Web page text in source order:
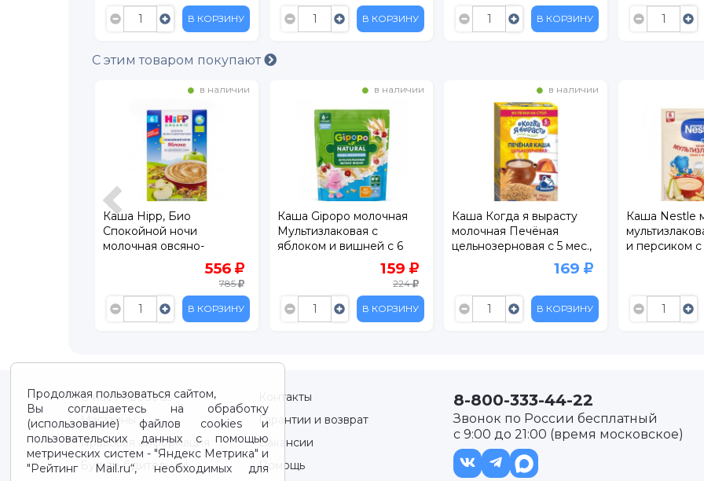
В КОРЗИНУ В КОРЗИНУ В КОРЗИНУ
С этим товаром покупают
в наличии
Каша Hipp, Био
Спокойной ночи
молочная овсяно-
пшеничная с яблоком
556
785
В КОРЗИНУ
в наличии
Каша Gipopo молочная
Мультизлаковая с
яблоком и вишней с 6
159
224
В КОРЗИНУ
в наличии
Каша Когда я вырасту
молочная Печёная
цельнозерновая с 5 мес.,
169
В КОРЗИНУ
Каша Nestle
и персиком с
Продолжая пользоваться сайтом,
Вы соглашаетесь на обработку
(использование) файлов cookies и
пользовательских данных с помощью
метрических систем - "Яндекс Метрика" и
"Рейтинг Mail.ru“, необходимых для
О нас / About us
Контакты
Магазины
Гарантии и возврат
Правовая информация
Вакансии
Будьте бдительны!
Помощь
8-800-333-44-22
Звонок по России бесплатный
с 9:00 до 21:00 (время московское)